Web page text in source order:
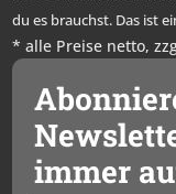
du es brauchst. Das ist
* alle Preise netto,
immer